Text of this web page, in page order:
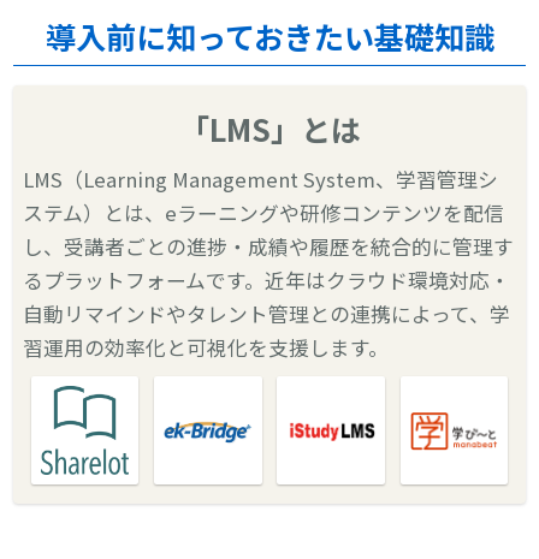
導入前に知っておきたい基礎知識
「LMS」とは
LMS（Learning Management System、学習管理シ
ステム）とは、eラーニングや研修コンテンツを配信
し、受講者ごとの進捗・成績や履歴を統合的に管理す
るプラットフォームです。近年はクラウド環境対応・
自動リマインドやタレント管理との連携によって、学
習運用の効率化と可視化を支援します。